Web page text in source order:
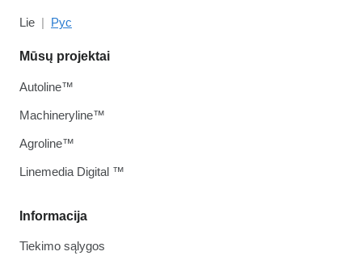
Lie Рус
Informacija
Tiekimo sąlygos
Mūsų projektai
Autoline™
Machineryline™
Agroline™
Linemedia Digital ™